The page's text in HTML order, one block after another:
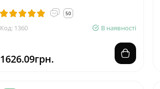
50
Код: 1360 В наявності
1626.09грн.